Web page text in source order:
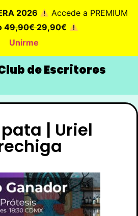
2026
Accede a PREMIUM
49,90€29,90€
Unirme
de Escritores
| Uriel